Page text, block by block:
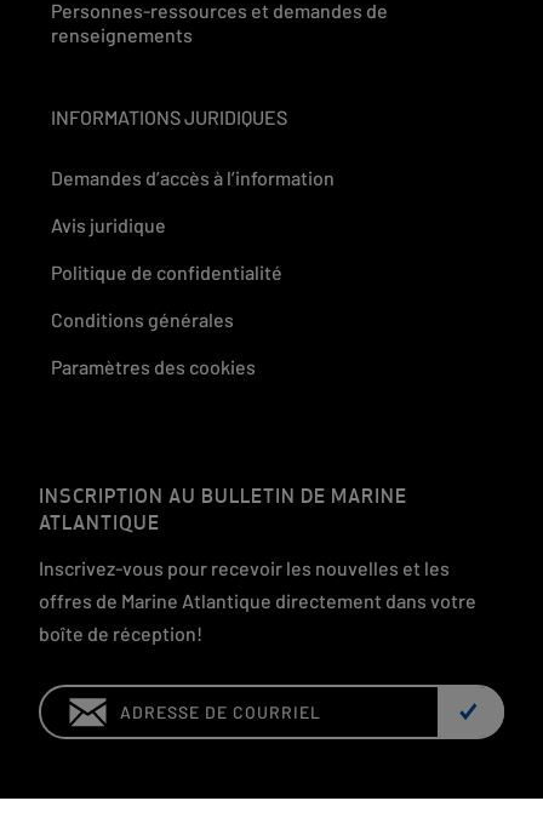
Personnes-ressources et demandes de
renseignements
INFORMATIONS JURIDIQUES
Demandes d’accès à l’information
Avis juridique
Politique de confidentialité
Conditions générales
Paramètres des cookies
INSCRIPTION AU BULLETIN DE MARINE
ATLANTIQUE
Inscrivez-vous pour recevoir les nouvelles et les
offres de Marine Atlantique directement dans votre
boîte de réception!
Email: